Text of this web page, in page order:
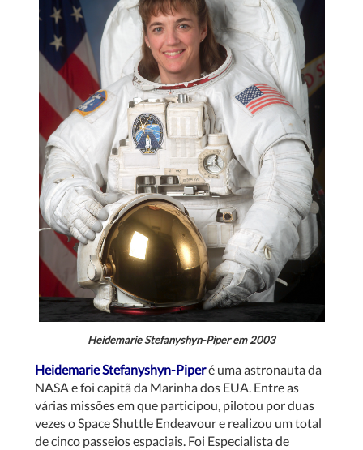
Heidemarie Stefanyshyn-Piperem 2003
Heidemarie Stefanyshyn-Piperé uma astronauta da
NASA e foi capitã da Marinha dos EUA. Entre as
várias missões em que participou, pilotou por duas
vezes o Space Shuttle Endeavour e realizou um total
de cinco passeios espaciais. Foi Especialista de